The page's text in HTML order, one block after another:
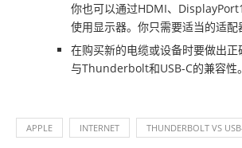
你也可以通过HDMI、
使用显示器。你只需要适当的适配
在购买新的电缆或设备时要做出
与Thunderbolt和USB-C的兼容性。
APPLE INTERNET THUNDERBOLT VS